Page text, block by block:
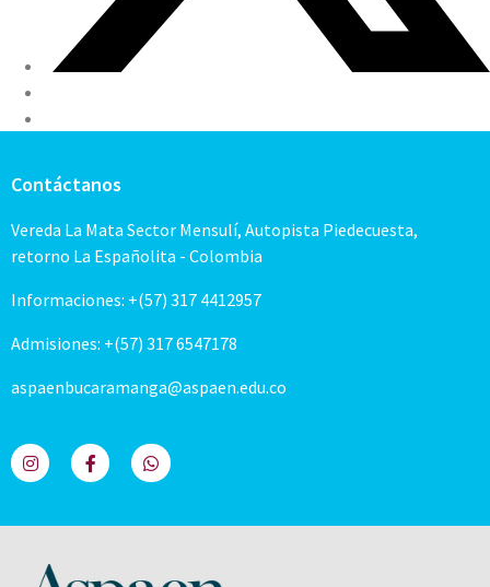
Contáctanos
Vereda La Mata Sector Mensulí, Autopista Piedecuesta,
retorno La Españolita - Colombia
Informaciones: +(57) 317 4412957
Admisiones: +(57) 317 6547178
aspaenbucaramanga@aspaen.edu.co